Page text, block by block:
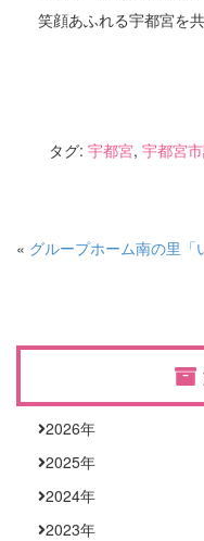
笑顔あふれる宇都宮を
タグ: 宇都宮, 宇都宮
« グループホーム南の里「
2026年
2025年
2024年
2023年